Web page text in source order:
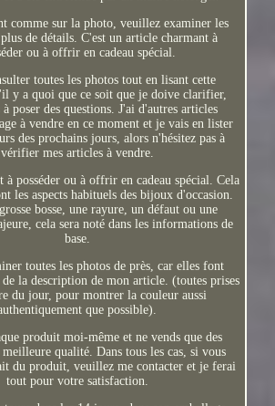
comme sur la photo, veuillez examiner les
de détails. C'est un article charmant à
ou à offrir en cadeau spécial.
toutes les photos tout en lisant cette
y a quoi que ce soit que je doive clarifier,
à poser des questions. J'ai d'autres articles
à vendre en ce moment et je vais en lister
des prochains jours, alors n'hésitez pas à
vérifier mes articles à vendre.
à posséder ou à offrir en cadeau spécial. Cela
les aspects habituels des bijoux d'occasion.
bosse, une rayure, un défaut ou une
cela sera noté dans les informations de
base.
toutes les photos de près, car elles font
la description de mon article. (toutes prises
du jour, pour montrer la couleur aussi
que possible).
produit moi-même et ne vends que des
qualité. Dans tous les cas, si vous
du produit, veuillez me contacter et je ferai
tout pour votre satisfaction.